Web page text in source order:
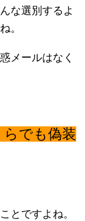
な選別するよ
。
メールはなく
でも偽装
とですよね。